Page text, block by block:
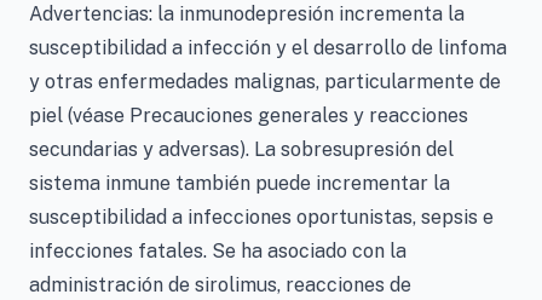
Advertencias: la inmunodepresión incrementa la
susceptibilidad a infección y el desarrollo de linfoma
y otras enfermedades malignas, particularmente de
piel (véase Precauciones generales y reacciones
secundarias y adversas). La sobresupresión del
sistema inmune también puede incrementar la
susceptibilidad a infecciones oportunistas, sepsis e
infecciones fatales. Se ha asociado con la
administración de sirolimus, reacciones de